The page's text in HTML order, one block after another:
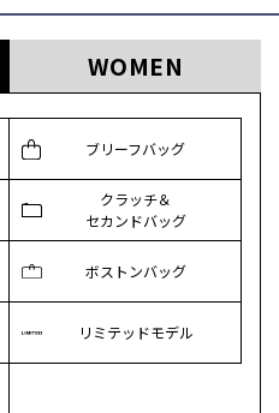
WOMEN
ブリーフバッグ
クラッチ＆
セカンドバッグ
ボストンバッグ
リミテッドモデル